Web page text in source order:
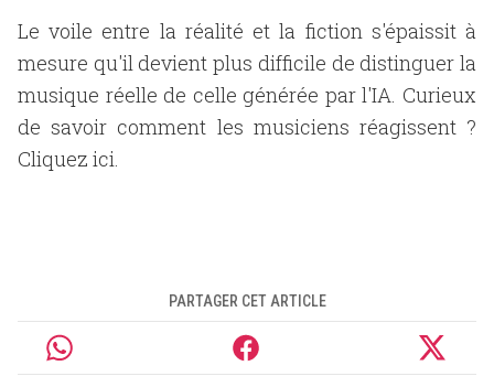
Le voile entre la réalité et la fiction s'épaissit à
mesure qu'il devient plus difficile de distinguer la
musique réelle de celle générée par l'IA. Curieux
de savoir comment les musiciens réagissent ?
Cliquez ici.
PARTAGER CET ARTICLE